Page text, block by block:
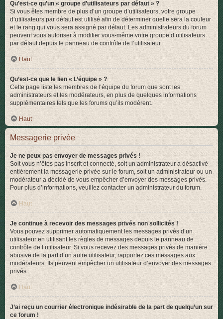
Qu’est-ce qu’un « groupe d’utilisateurs par défaut » ?
Si vous êtes membre de plus d’un groupe d’utilisateurs, votre groupe
d’utilisateurs par défaut est utilisé afin de déterminer quelle sera la couleur
et le rang qui vous sera assigné par défaut. Les administrateurs du forum
peuvent vous autoriser à modifier vous-même votre groupe d’utilisateurs
par défaut depuis le panneau de contrôle de l’utilisateur.
Haut
Qu’est-ce que le lien « L’équipe » ?
Cette page liste les membres de l’équipe du forum que sont les
administrateurs et les modérateurs, en plus de quelques informations
supplémentaires tels que les forums qu’ils modèrent.
Haut
Messagerie privée
Je ne peux pas envoyer de messages privés !
Soit vous n’êtes pas inscrit et connecté, soit un administrateur a désactivé
entièrement la messagerie privée sur le forum, soit un administrateur ou un
modérateur a décidé de vous empêcher d’envoyer des messages privés.
Pour plus d’informations, veuillez contacter un administrateur du forum.
Haut
Je continue à recevoir des messages privés non sollicités !
Vous pouvez supprimer automatiquement les messages privés d’un
utilisateur en utilisant les règles de messages depuis le panneau de
contrôle de l’utilisateur. Si vous recevez des messages privés de manière
abusive de la part d’un autre utilisateur, rapportez ces messages aux
modérateurs. Ils peuvent empêcher un utilisateur d’envoyer des messages
privés.
Haut
J’ai reçu un courrier électronique indésirable de la part de quelqu’un sur
ce forum !